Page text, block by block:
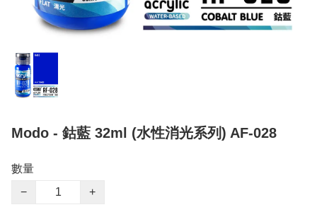
Modo - 鈷藍 32ml (水性消光系列) AF-028
數量
−
+